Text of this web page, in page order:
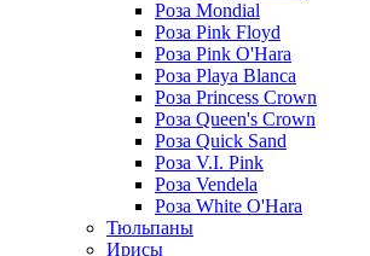
Роза Mondial
Роза Pink Floyd
Роза Pink O'Hara
Роза Playa Blanca
Роза Princess Crown
Роза Queen's Crown
Роза Quick Sand
Роза V.I. Pink
Роза Vendela
Роза White O'Hara
Тюльпаны
Ирисы